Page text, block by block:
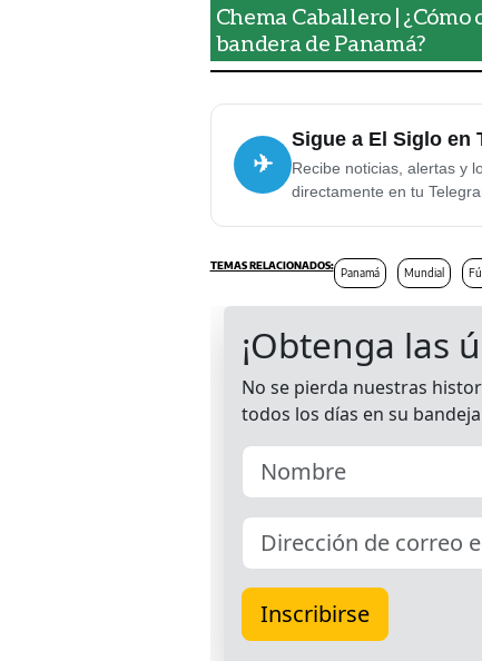
Chema Caballero |
bandera de Panamá?
✈
Sigue a El Siglo en
Recibe noticias, alertas y
directamente en tu
Panamá Mundial